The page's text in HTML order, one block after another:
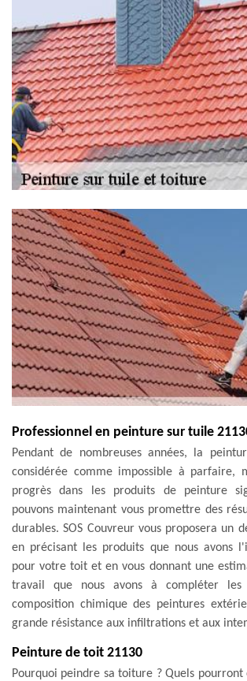
Professionnel en peinture sur tuile
Pendant de nombreuses années, la
considérée comme impossible à parfaire,
progrès dans les produits de peinture
pouvons maintenant vous promettre des
durables. SOS Couvreur vous proposera un
en précisant les produits que nous avons
pour votre toit et en vous donnant une
travail que nous avons à compléter les
composition chimique des peintures
grande résistance aux infiltrations et aux
Peinture de toit 21130
Pourquoi peindre sa toiture ? Quels pourront